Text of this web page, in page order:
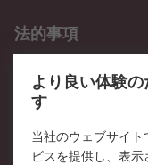
法的事項
クッキーポリシー
RSについて
より良い体験
す
当社のウェブサイ
ビスを提供し、表